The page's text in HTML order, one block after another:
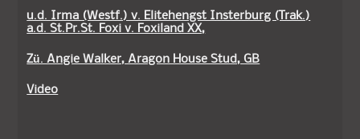
u.d. Irma (Westf.) v. Elitehengst Insterburg (Trak.)
a.d. St.Pr.St. Foxi v. Foxiland XX,
Zü. Angie Walker, Aragon House Stud, GB
Video